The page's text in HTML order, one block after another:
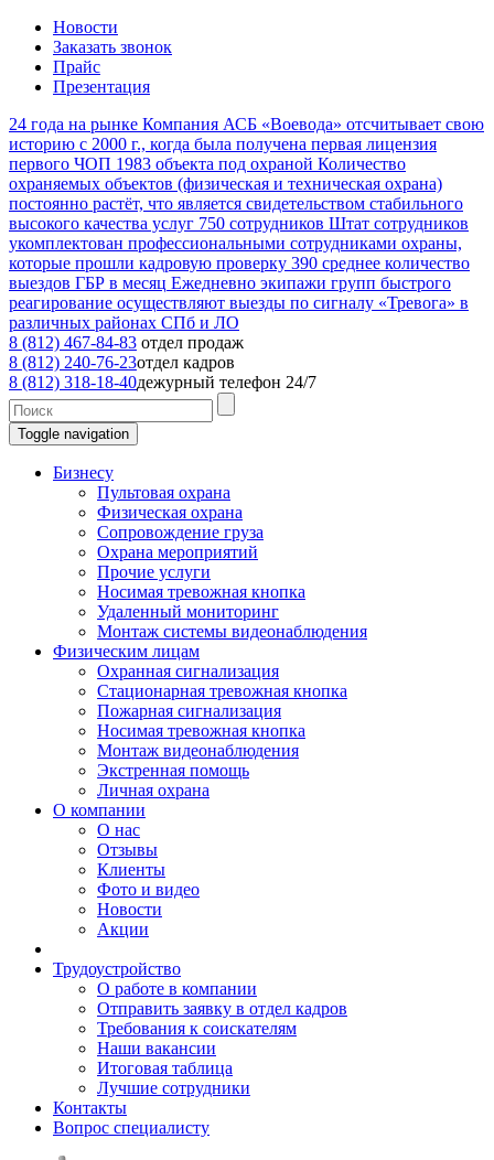
Новости
Заказать звонок
Прайс
Презентация
24 года на рынке Компания АСБ «Воевода» отсчитывает свою
историю с 2000 г., когда была получена первая лицензия
первого ЧОП 1983 объекта под охраной Количество
охраняемых объектов (физическая и техническая охрана)
постоянно растёт, что является свидетельством стабильного
высокого качества услуг 750 сотрудников Штат сотрудников
укомплектован профессиональными сотрудниками охраны,
которые прошли кадровую проверку 390 среднее количество
выездов ГБР в месяц Ежедневно экипажи групп быстрого
реагирование осуществляют выезды по сигналу «Тревога» в
различных районах СПб и ЛО
8 (812) 467-84-83 отдел продаж
8 (812) 240-76-23отдел кадров
8 (812) 318-18-40дежурный телефон 24/7
Toggle navigation
Бизнесу
Пультовая охрана
Физическая охрана
Сопровождение груза
Охрана мероприятий
Прочие услуги
Носимая тревожная кнопка
Удаленный мониторинг
Монтаж системы видеонаблюдения
Физическим лицам
Охранная сигнализация
Стационарная тревожная кнопка
Пожарная сигнализация
Носимая тревожная кнопка
Монтаж видеонаблюдения
Экстренная помощь
Личная охрана
О компании
О нас
Отзывы
Клиенты
Фото и видео
Новости
Акции
Трудоустройство
О работе в компании
Отправить заявку в отдел кадров
Требования к соискателям
Наши вакансии
Итоговая таблица
Лучшие сотрудники
Контакты
Вопрос специалисту